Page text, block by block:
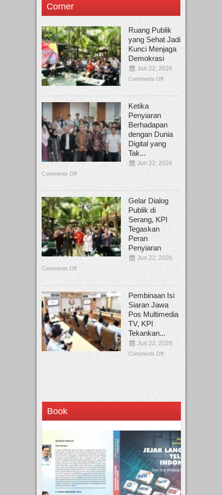
Corner
Ruang Publik
yang Sehat Jadi
Kunci Menjaga
Demokrasi
Jun 22, 2026
Comments Off
Ketika
Penyiaran
Berhadapan
dengan Dunia
Digital yang
Tak...
Jun 22, 2026
Comments Off
Gelar Dialog
Publik di
Serang, KPI
Tegaskan
Peran
Penyiaran
Jun 22, 2026
Comments Off
Pembinaan Isi
Siaran Jawa
Pos Multimedia
TV, KPI
Tekankan...
Jun 22, 2026
Comments Off
Book